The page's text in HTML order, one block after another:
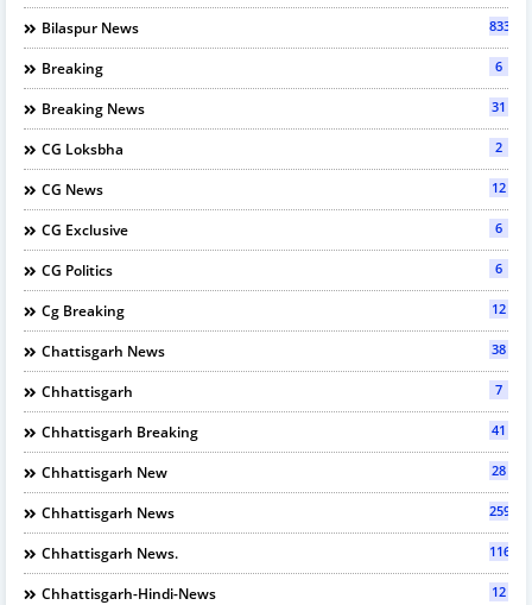
Bilaspur News 833
Breaking 6
Breaking News 31
CG Loksbha 2
CG News 12
CG Exclusive 6
CG Politics 6
Cg Breaking 12
Chattisgarh News 38
Chhattisgarh 7
Chhattisgarh Breaking 41
Chhattisgarh New 28
Chhattisgarh News 2595
Chhattisgarh News. 116
Chhattisgarh-Hindi-News 12